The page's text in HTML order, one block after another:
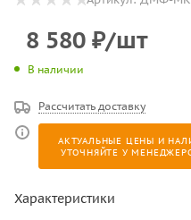
8 580 ₽/шт
В наличии
Рассчитать доставку
АКТУАЛЬНЫЕ ЦЕНЫ И
УТОЧНЯЙТЕ У
Характеристики